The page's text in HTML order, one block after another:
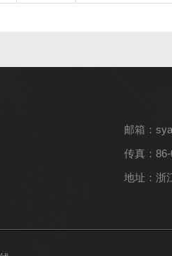
邮箱：
传真：
地址：浙